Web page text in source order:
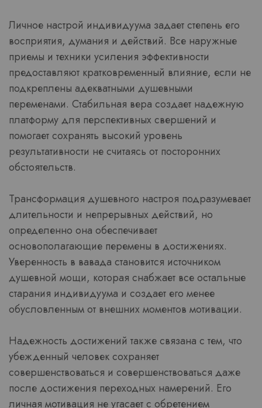
Личное настрой индивидуума задает степень его
восприятия, думания и действий. Все наружные
приемы и техники усиления эффективности
предоставляют кратковременный влияние, если не
подкреплены адекватными душевными
переменами. Стабильная вера создает надежную
платформу для перспективных свершений и
помогает сохранять высокий уровень
результативности не считаясь от посторонних
обстоятельств.
Трансформация душевного настроя подразумевает
длительности и непрерывных действий, но
определенно она обеспечивает
основополагающие перемены в достижениях.
Уверенность в вавада становится источником
душевной мощи, которая снабжает все остальные
старания индивидуума и создает его менее
обусловленным от внешних моментов мотивации.
Надежность достижений также связана с тем, что
убежденный человек сохраняет
совершенствоваться и совершенствоваться даже
после достижения переходных намерений. Его
личная мотивация не угасает с обретением